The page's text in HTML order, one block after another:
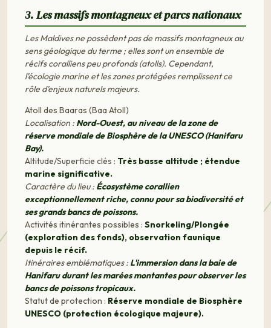
3. Les massifs montagneux et parcs nationaux
Les Maldives ne possèdent pas de massifs montagneux au
sens géologique du terme ; elles sont un ensemble de
récifs coralliens peu profonds (atolls). Cependant,
l'écologie marine et les zones protégées remplissent ce
rôle d’enjeux naturels majeurs.
Atoll des Baaras (Baa Atoll)
Localisation :Nord-Ouest, au niveau de la zone de
réserve mondiale de Biosphère de la UNESCO (Hanifaru
Bay).
Altitude/Superficie clés : Très basse altitude ; étendue
marine significative.
Caractère du lieu :Écosystème corallien
exceptionnellement riche, connu pour sa biodiversité et
ses grands bancs de poissons.
Activités itinérantes possibles : Snorkeling/Plongée
(exploration des fonds), observation faunique
depuis le récif.
Itinéraires emblématiques :L'immersion dans la baie de
Hanifaru durant les marées montantes pour observer les
bancs de poissons tropicaux.
Statut de protection : Réserve mondiale de Biosphère
UNESCO (protection écologique majeure).